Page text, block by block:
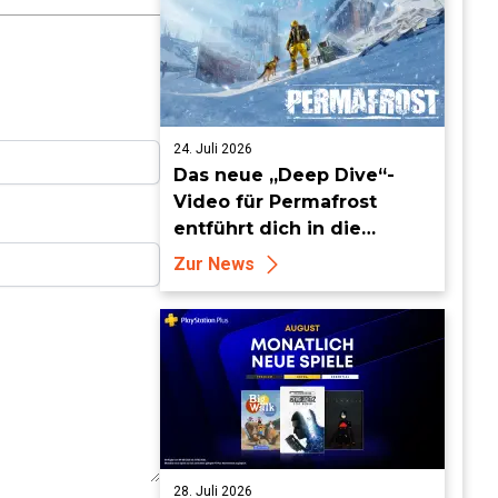
24. Juli 2026
Das neue „Deep Dive“-
Video für Permafrost
entführt dich in die
erbarmungslose weiße
Zur News
28. Juli 2026